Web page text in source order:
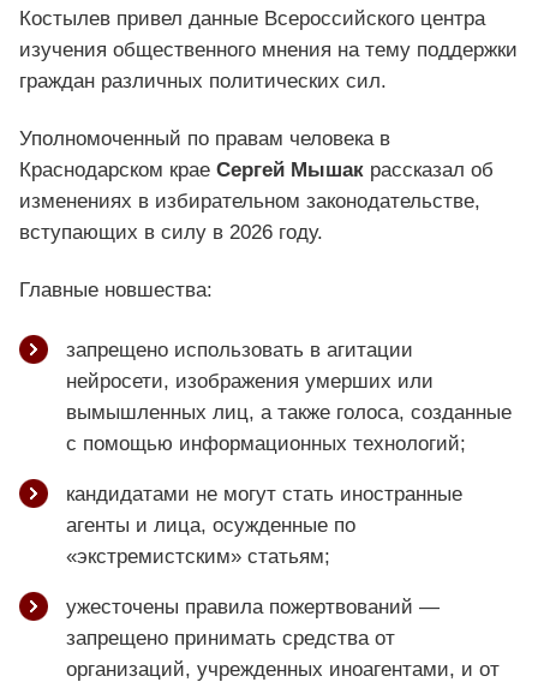
Костылев привел данные Всероссийского центра
изучения общественного мнения на тему поддержки
граждан различных политических сил.
Уполномоченный по правам человека в
Краснодарском крае Сергей Мышак рассказал об
изменениях в избирательном законодательстве,
вступающих в силу в 2026 году.
Главные новшества:
запрещено использовать в агитации
нейросети, изображения умерших или
вымышленных лиц, а также голоса, созданные
с помощью информационных технологий;
кандидатами не могут стать иностранные
агенты и лица, осужденные по
«экстремистским» статьям;
ужесточены правила пожертвований —
запрещено принимать средства от
организаций, учрежденных иноагентами, и от